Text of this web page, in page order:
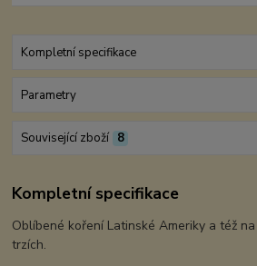
Kompletní specifikace
Parametry
Související zboží 8
Kompletní specifikace
Oblíbené koření Latinské Ameriky a též
trzích.